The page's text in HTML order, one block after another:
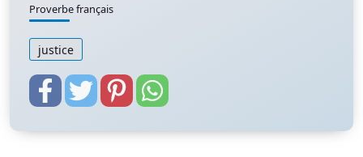
Proverbe français
justice